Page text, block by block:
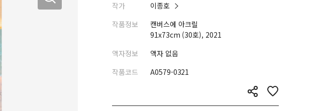
작가
이종호
작품정보
캔버스에 아크릴
91x73cm (30호), 2021
액자정보
액자 없음
작품코드
A0579-0321